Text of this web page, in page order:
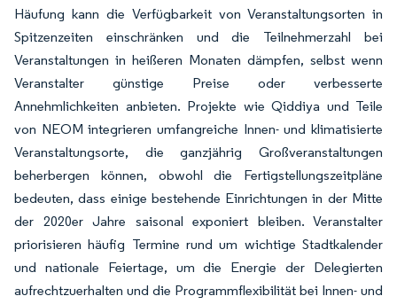
Häufung kann die Verfügbarkeit von Veranstaltungsorten in
Spitzenzeiten einschränken und die Teilnehmerzahl bei
Veranstaltungen in heißeren Monaten dämpfen, selbst wenn
Veranstalter günstige Preise oder verbesserte
Annehmlichkeiten anbieten. Projekte wie Qiddiya und Teile
von NEOM integrieren umfangreiche Innen- und klimatisierte
Veranstaltungsorte, die ganzjährig Großveranstaltungen
beherbergen können, obwohl die Fertigstellungszeitpläne
bedeuten, dass einige bestehende Einrichtungen in der Mitte
der 2020er Jahre saisonal exponiert bleiben. Veranstalter
priorisieren häufig Termine rund um wichtige Stadtkalender
und nationale Feiertage, um die Energie der Delegierten
aufrechtzuerhalten und die Programmflexibilität bei Innen- und